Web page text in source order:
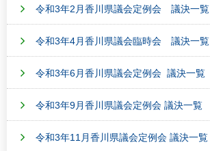
令和3年2月香川県議会定例会 議決一覧
令和3年4月香川県議会臨時会 議決一覧
令和3年6月香川県議会定例会 議決一覧
令和3年9月香川県議会定例会 議決一覧
令和3年11月香川県議会定例会 議決一覧